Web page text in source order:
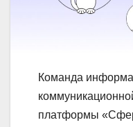
Команда
платформы